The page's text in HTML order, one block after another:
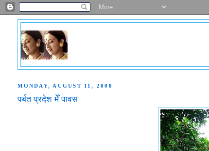
MONDAY, AUGUST 11, 2008
पर्बत प्रदेश मेँ पावस